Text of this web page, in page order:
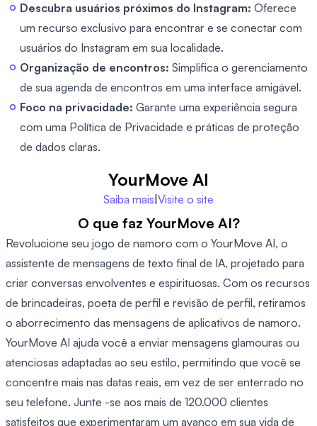
Descubra usuários próximos do Instagram: Oferece
um recurso exclusivo para encontrar e se conectar com
usuários do Instagram em sua localidade.
Organização de encontros: Simplifica o gerenciamento
de sua agenda de encontros em uma interface amigável.
Foco na privacidade: Garante uma experiência segura
com uma Política de Privacidade e práticas de proteção
de dados claras.
YourMove AI
Saiba mais Visite o site
O que faz YourMove AI?
Revolucione seu jogo de namoro com o YourMove AI, o
assistente de mensagens de texto final de IA, projetado para
criar conversas envolventes e espirituosas. Com os recursos
de brincadeiras, poeta de perfil e revisão de perfil, retiramos
o aborrecimento das mensagens de aplicativos de namoro.
YourMove AI ajuda você a enviar mensagens glamouras ou
atenciosas adaptadas ao seu estilo, permitindo que você se
concentre mais nas datas reais, em vez de ser enterrado no
seu telefone. Junte -se aos mais de 120.000 clientes
satisfeitos que experimentaram um avanço em sua vida de